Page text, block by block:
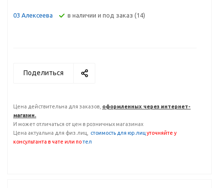
03 Алексеева В наличии и под заказ (14)
Поделиться
Цена действительна для заказов, оформленных через интернет-
магазин.
И может отличаться от цен в розничных магазинах
Цена актуальна для физ.лиц,
стоимость для юр.лиц уточняйте у
консультанта в чате или потел